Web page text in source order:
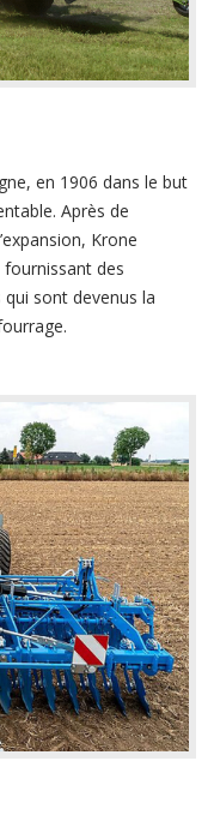
en 1906 dans le but
Après de
Krone
des
sont devenus la